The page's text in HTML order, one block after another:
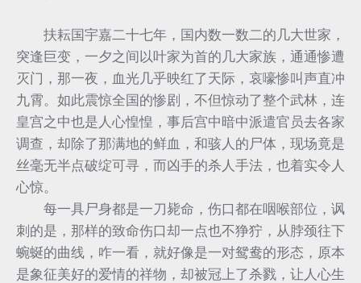
扶耘国宇嘉二十七年，国内数一数二的几大世家，
突逢巨变，一夕之间以叶家为首的几大家族，通通惨遭
灭门，那一夜，血光几乎映红了天际，哀嚎惨叫声直冲
九霄。如此震惊全国的惨剧，不但惊动了整个武林，连
皇宫之中也是人心惶惶，事后宫中暗中派遣官员去各家
调查，却除了那满地的鲜血，和骇人的尸体，现场竟是
丝毫无半点破绽可寻，而凶手的杀人手法，也着实令人
心惊。
每一具尸身都是一刀毙命，伤口都在咽喉部位，讽
刺的是，那样的致命伤口却一点也不狰狞，从脖颈往下
蜿蜒的曲线，咋一看，就好像是一对鸳鸯的形态，原本
是象征美好的爱情的祥物，却被冠上了杀戮，让人心生